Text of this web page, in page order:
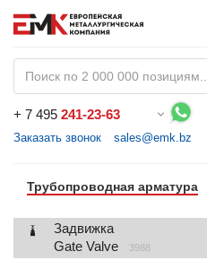
+ 7 495 241-23-63
Заказать звонок sales@emk.bz
Трубопроводная арматура
Задвижка
Gate Valve
3988